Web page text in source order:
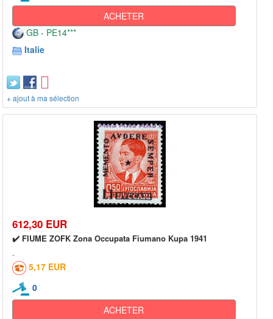
ACHETER
GB - PE14***
Italie
+ ajout à ma sélection
612,30 EUR
✔️ FIUME ZOFK Zona Occupata Fiumano Kupa 1941
5,17 EUR
0
ACHETER